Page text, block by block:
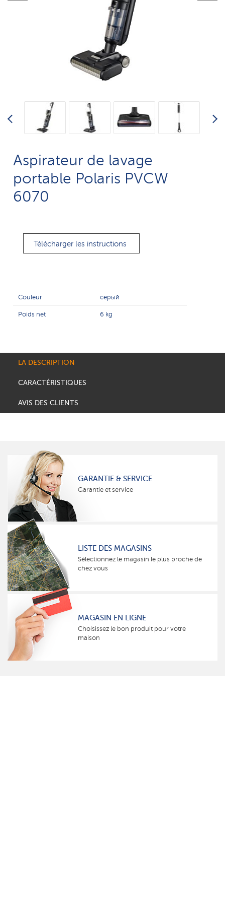
Aspirateur de lavage
portable Polaris PVCW
6070
Télécharger les instructions
Couleur серый
Poids net 6 kg
LA DESCRIPTION
CARACTÉRISTIQUES
AVIS DES CLIENTS
GARANTIE & SERVICE
Garantie et service
LISTE DES MAGASINS
Sélectionnez le magasin le plus proche de
chez vous
MAGASIN EN LIGNE
Choisissez le bon produit pour votre
maison